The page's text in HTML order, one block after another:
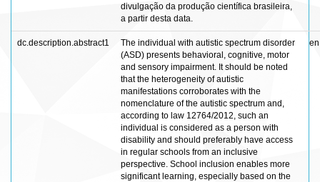
divulgação da produção científica brasileira,
a partir desta data.
dc.description.abstract1
The individual with autistic spectrum disorder
(ASD) presents behavioral, cognitive, motor
and sensory impairment. It should be noted
that the heterogeneity of autistic
manifestations corroborates with the
nomenclature of the autistic spectrum and,
according to law 12764/2012, such an
individual is considered as a person with
disability and should preferably have access
in regular schools from an inclusive
perspective. School inclusion enables more
significant learning, especially based on the
en